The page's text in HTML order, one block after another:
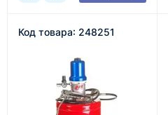
Код товара: 248251